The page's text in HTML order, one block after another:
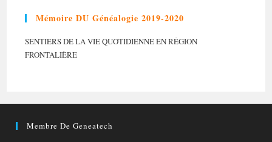
Mémoire DU Généalogie 2019-2020
SENTIERS DE LA VIE QUOTIDIENNE EN RÉGION
FRONTALIÈRE
Membre De Geneatech